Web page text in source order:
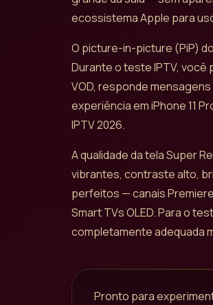
ecossistema Apple para
O picture-in-picture (PiP)
Durante o teste IPTV, você
VOD, responde
experiência em iPhone 11
IPTV 2026.
A qualidade da tela Super
vibrantes, contraste alto,
perfeitos — canais Premiere
Smart TVs OLED. Para o
completamente adequada
Pronto para